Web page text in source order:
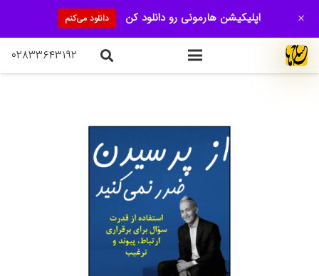
۰۲۸۳۳۶۴۳۱۹۲
اپلیکیشن هارمونی رو دانلود کن دانلود می‌کنم +